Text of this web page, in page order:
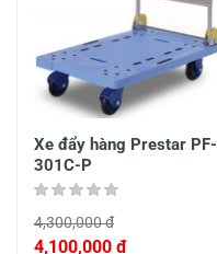
Xe đẩy hàng Prestar PF-
301C-P
4,300,000 đ
4,100,000 đ